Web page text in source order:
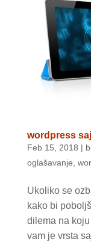
wordpress
Feb 15, 2018 |
oglašavanje,
Ukoliko se
kako bi
dilema na
vam je vrsta